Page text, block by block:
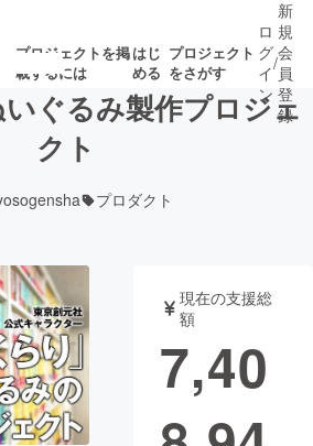
プロジェクトを掲
載するには
はじ
める
プロジェクト
をさがす
クト
募集終了が近いプ
ロジェクト
真 音楽
・ガジェット ゲーム・サ
ロ
グ
イ
ン
/
新
規
会
員
登
録
いぐるみ製作プロジェ
クト
プロダクト
現在の支援総
額
7,40